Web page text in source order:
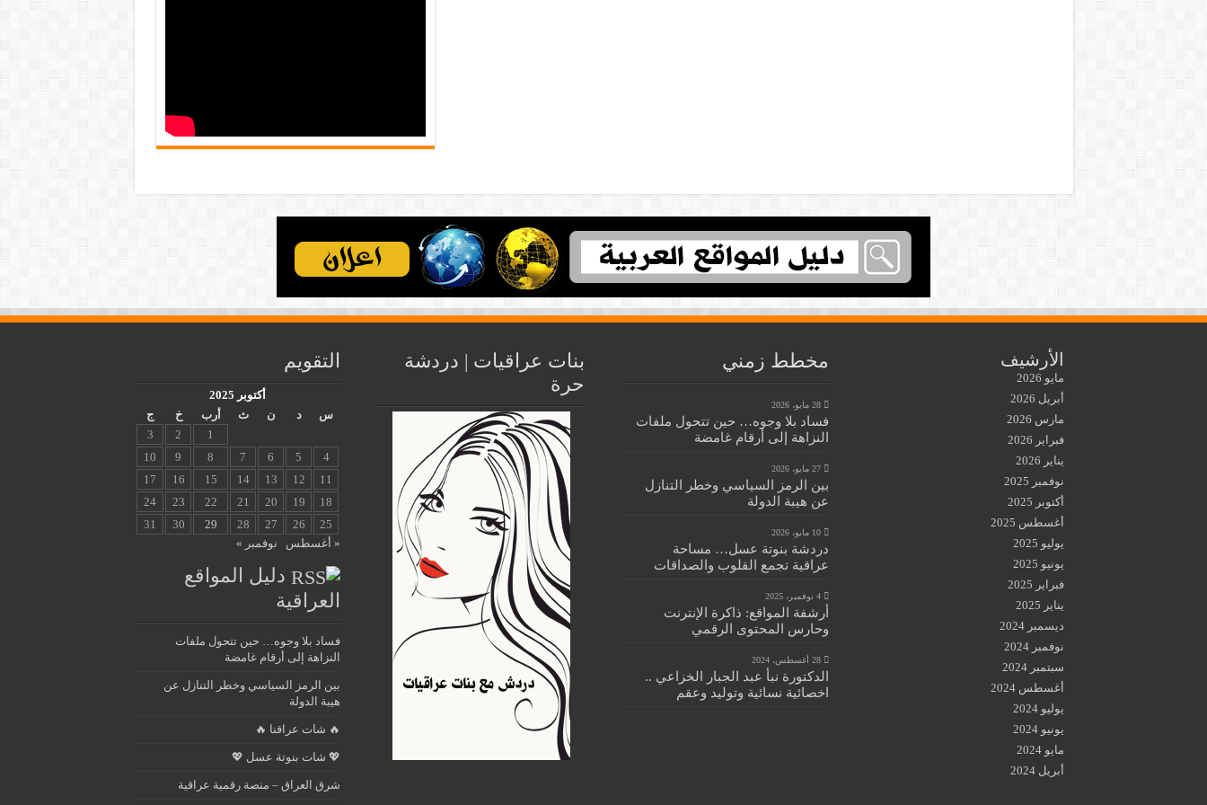
الأرشيف
مايو 2026
أبريل 2026
مارس 2026
فبراير 2026
يناير 2026
نوفمبر 2025
أكتوبر 2025
أغسطس 2025
يوليو 2025
يونيو 2025
فبراير 2025
يناير 2025
ديسمبر 2024
نوفمبر 2024
سبتمبر 2024
أغسطس 2024
يوليو 2024
يونيو 2024
مايو 2024
أبريل 2024
مخطط زمني
28 مايو، 2026
فساد بلا وجوه… حين تتحول ملفات
النزاهة إلى أرقام غامضة
27 مايو، 2026
بين الرمز السياسي وخطر التنازل
عن هيبة الدولة
10 مايو، 2026
دردشة بنوتة عسل… مساحة
عراقية تجمع القلوب والصداقات
4 نوفمبر، 2025
أرشفة المواقع: ذاكرة الإنترنت
وحارس المحتوى الرقمي
28 أغسطس، 2024
الدكتورة نبأ عبد الجبار الخزاعي ..
اخصائية نسائية وتوليد وعقم
بنات عراقيات | دردشة
حرة
التقويم
أكتوبر 2025
س
د ن ث أرب خ
ج
1
2
3
4
5
6
7
8
9
10
11
12
13
14
15
16
17
18
19
20
21
22
23
24
25
26
27
28
29
30
31
« أغسطس
نوفمبر »
دليل المواقع
العراقية
فساد بلا وجوه… حين تتحول ملفات
النزاهة إلى أرقام غامضة
بين الرمز السياسي وخطر التنازل عن
هيبة الدولة
🔥 شات عراقنا 🔥
💖 شات بنوتة عسل 💖
شرق العراق – منصة رقمية عراقية